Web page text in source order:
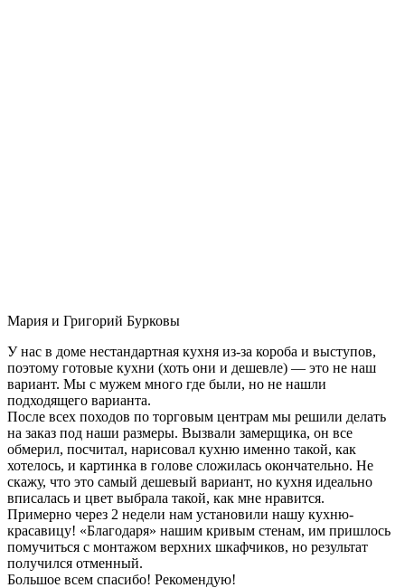
Мария и Григорий Бурковы
У нас в доме нестандартная кухня из-за короба и выступов,
поэтому готовые кухни (хоть они и дешевле) — это не наш
вариант. Мы с мужем много где были, но не нашли
подходящего варианта.
После всех походов по торговым центрам мы решили делать
на заказ под наши размеры. Вызвали замерщика, он все
обмерил, посчитал, нарисовал кухню именно такой, как
хотелось, и картинка в голове сложилась окончательно. Не
скажу, что это самый дешевый вариант, но кухня идеально
вписалась и цвет выбрала такой, как мне нравится.
Примерно через 2 недели нам установили нашу кухню-
красавицу! «Благодаря» нашим кривым стенам, им пришлось
помучиться с монтажом верхних шкафчиков, но результат
получился отменный.
Большое всем спасибо! Рекомендую!